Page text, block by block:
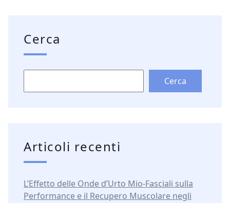
Cerca
Cerca
Articoli recenti
L’Effetto delle Onde d’Urto Mio-Fasciali sulla
Performance e il Recupero Muscolare negli